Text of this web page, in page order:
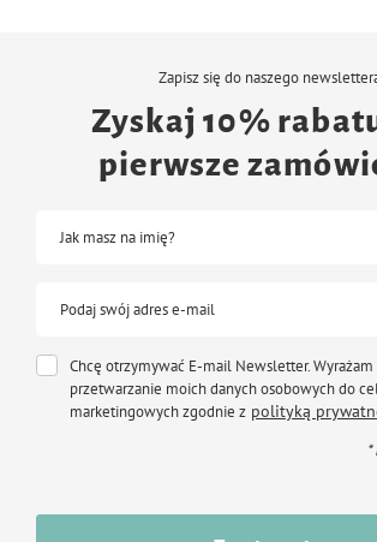
psy do 20 kg masy ciała - 1 tabletka dziennie
Zapisz się do naszego
Zyskaj 10%
pierwsze
Jak masz na imię?
Podaj swój adres e-mail
Chcę otrzymywać E-mail Newsletter.
przetwarzanie moich danych osobowych do
marketingowych zgodnie z polityką
*